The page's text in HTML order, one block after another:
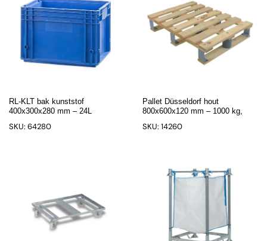
RL-KLT bak kunststof
400x300x280 mm – 24L
SKU: 64280
Pallet Düsseldorf hout
800x600x120 mm – 1000 kg,
SKU: 14260